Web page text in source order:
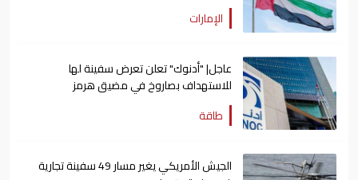
الإمارات
عاجل| "أدنوك" تعلن تعرض سفينة لها
للاستهداف بصاروخ في مضيق هرمز
طاقة
الجيش الأمريكي يغير مسار 49 سفينة تجارية